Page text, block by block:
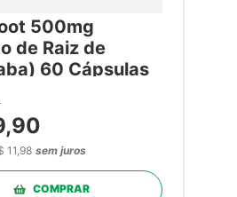
500mg
de Raiz de
60 Cápsulas
,90
11,98 sem juros
COMPRAR